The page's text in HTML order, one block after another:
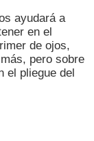
ayudará a
en el
de ojos,
pero sobre
el pliegue del